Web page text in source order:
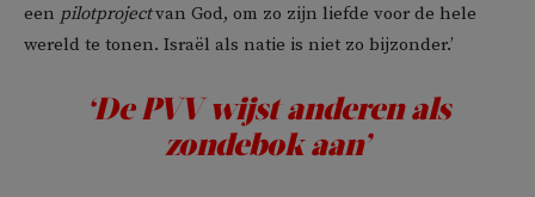
een pilotprojectvan God, om zo zijn liefde voor de hele
wereld te tonen. Israël als natie is niet zo bijzonder.’
‘De PVV wijst anderen als
zondebok aan’